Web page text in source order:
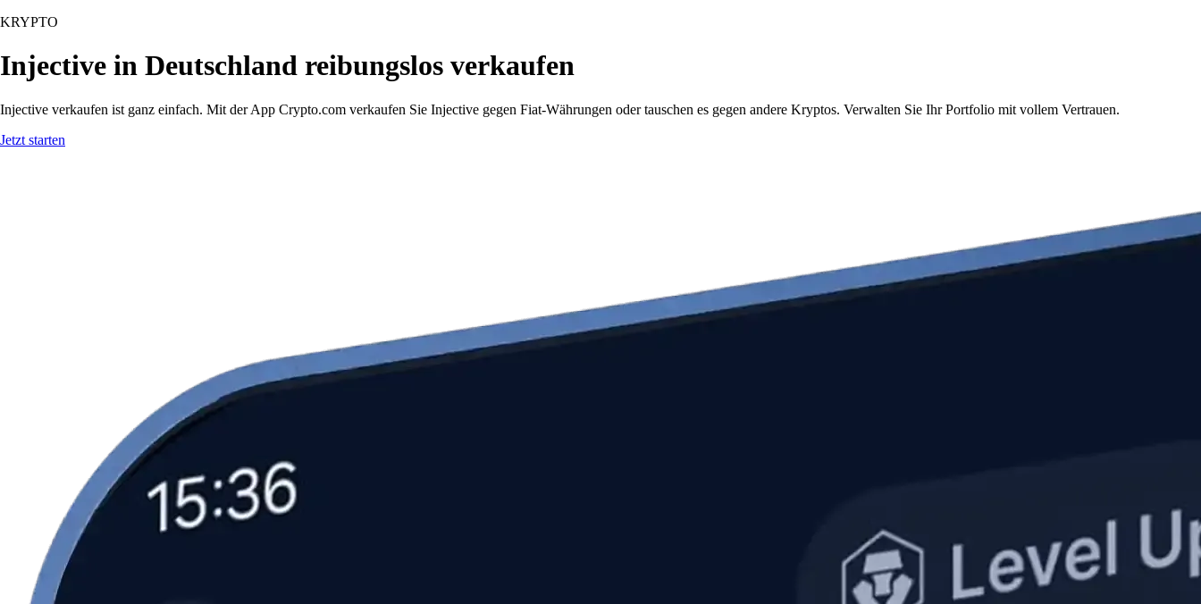
KRYPTO
Injective in Deutschland reibungslos verkaufen
Injective verkaufen ist ganz einfach. Mit der App Crypto.com verkaufen Sie Injective gegen Fiat-Währungen oder tauschen es gegen andere Kryptos. Verwalten Sie Ihr Portfolio mit vollem Vertrauen.
Jetzt starten